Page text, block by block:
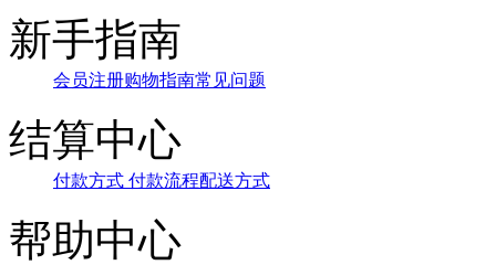
新手指南
会员注册购物指南常见问题
结算中心
付款方式 付款流程配送方式
帮助中心